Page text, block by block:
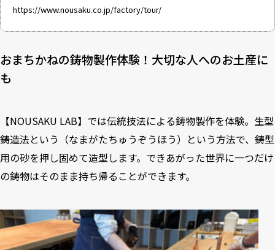
https://www.nousaku.co.jp/factory/tour/
おまちかねの鋳物製作体験！大切な人へのお土産に
も
【NOUSAKU LAB】では伝統技法による鋳物製作を体験。生型
鋳造法という（なまがたちゅうぞうほう）という方法で、鋳型
用の砂を押し固めて造型します。できあがった世界に一つだけ
の鋳物はそのまま持ち帰ることができます。